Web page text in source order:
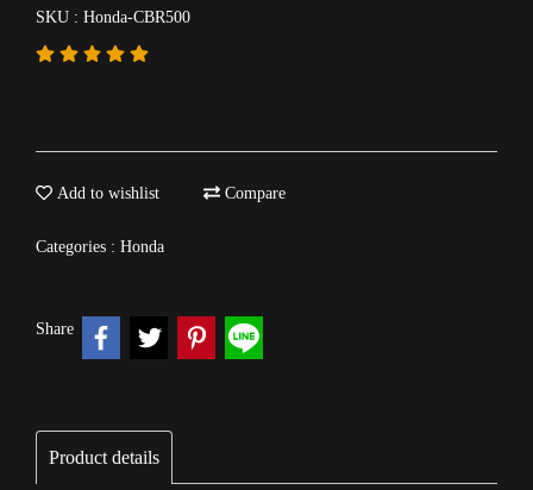
SKU : Honda-CBR500
Add to wishlist Compare
Categories : Honda
Share
Product details